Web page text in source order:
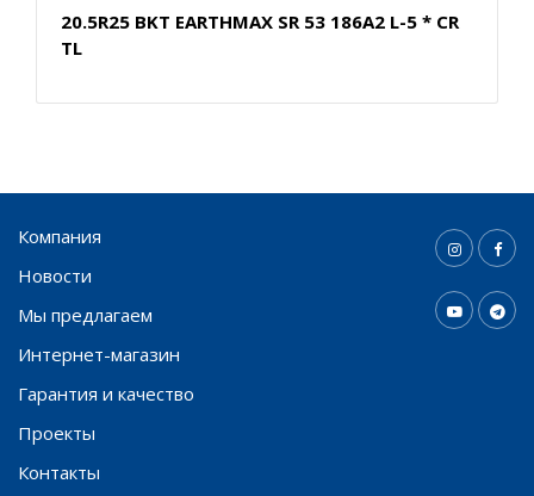
20.5R25 BKT EARTHMAX SR 53 186A2 L-5 * CR
TL
Компания
Новости
Мы предлагаем
Интернет-магазин
Гарантия и качество
Проекты
Контакты